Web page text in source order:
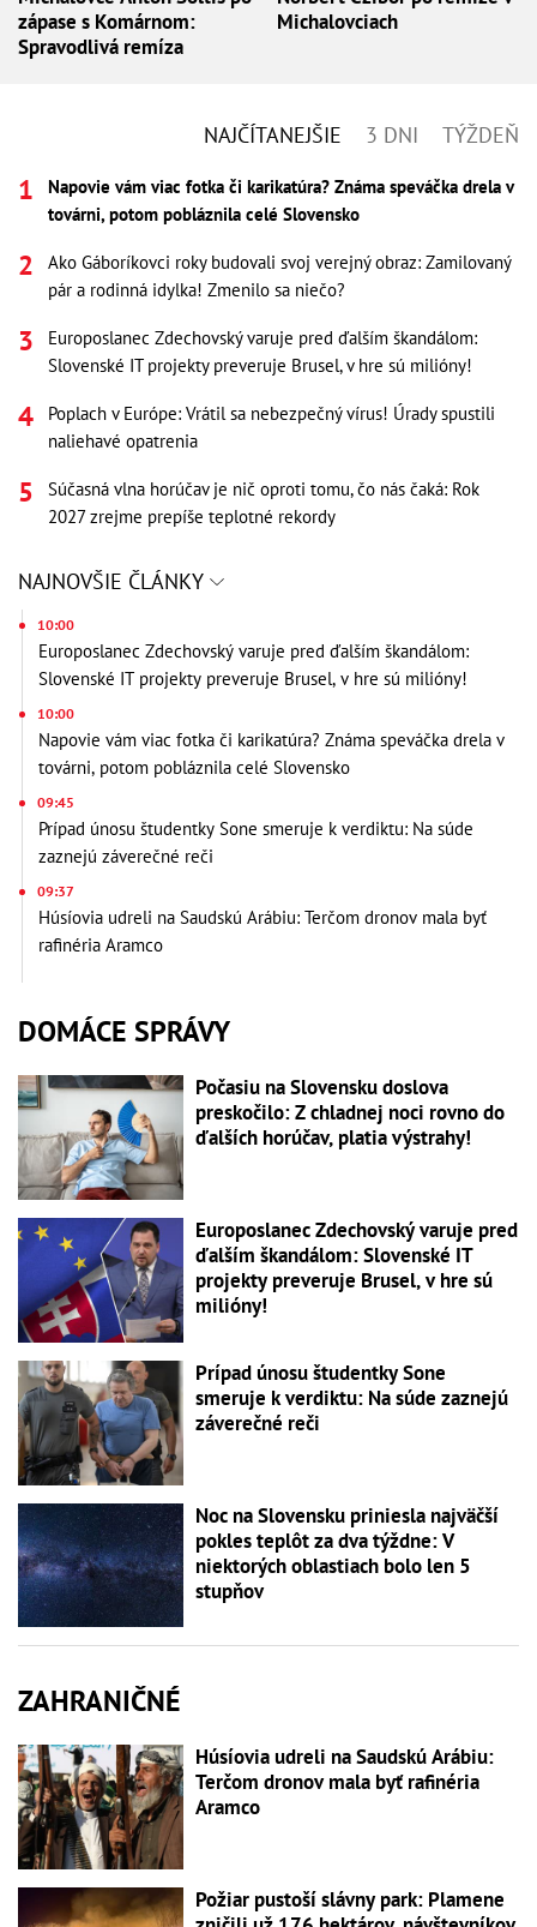
zápase s Komárnom:
Spravodlivá remíza
Michalovciach
NAJČÍTANEJŠIE 3 DNI TÝŽDEŇ
Napovie vám viac fotka či karikatúra? Známa speváčka drela v
továrni, potom pobláznila celé Slovensko
Ako Gáboríkovci roky budovali svoj verejný obraz: Zamilovaný
pár a rodinná idylka! Zmenilo sa niečo?
Europoslanec Zdechovský varuje pred ďalším škandálom:
Slovenské IT projekty preveruje Brusel, v hre sú milióny!
Poplach v Európe: Vrátil sa nebezpečný vírus! Úrady spustili
naliehavé opatrenia
Súčasná vlna horúčav je nič oproti tomu, čo nás čaká: Rok
2027 zrejme prepíše teplotné rekordy
NAJNOVŠIE ČLÁNKY
10:00
Europoslanec Zdechovský varuje pred ďalším škandálom:
Slovenské IT projekty preveruje Brusel, v hre sú milióny!
10:00
Napovie vám viac fotka či karikatúra? Známa speváčka drela v
továrni, potom pobláznila celé Slovensko
09:45
Prípad únosu študentky Sone smeruje k verdiktu: Na súde
zaznejú záverečné reči
09:37
Húsíovia udreli na Saudskú Arábiu: Terčom dronov mala byť
rafinéria Aramco
DOMÁCE SPRÁVY
Počasiu na Slovensku doslova
preskočilo: Z chladnej noci rovno do
ďalších horúčav, platia výstrahy!
Europoslanec Zdechovský varuje pred
ďalším škandálom: Slovenské IT
projekty preveruje Brusel, v hre sú
milióny!
Prípad únosu študentky Sone
smeruje k verdiktu: Na súde zaznejú
záverečné reči
Noc na Slovensku priniesla najväčší
pokles teplôt za dva týždne: V
niektorých oblastiach bolo len 5
stupňov
ZAHRANIČNÉ
Húsíovia udreli na Saudskú Arábiu:
Terčom dronov mala byť rafinéria
Aramco
Požiar pustoší slávny park: Plamene